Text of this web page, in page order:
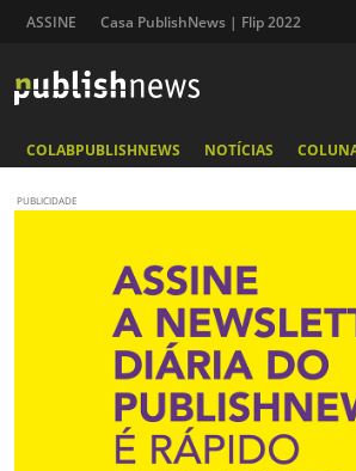
ASSINE Casa PublishNews | Flip 2022
COLABPUBLISHNEWS NOTÍCIAS
PUBLICIDADE